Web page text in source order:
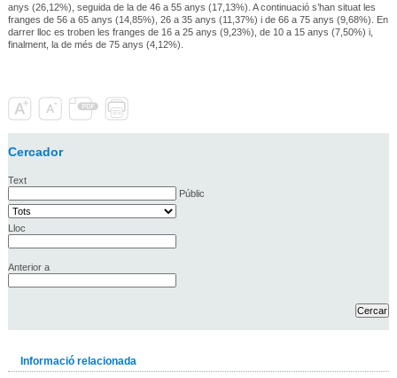
anys (26,12%), seguida de la de 46 a 55 anys (17,13%). A continuació s’han situat les
franges de 56 a 65 anys (14,85%), 26 a 35 anys (11,37%) i de 66 a 75 anys (9,68%). En
darrer lloc es troben les franges de 16 a 25 anys (9,23%), de 10 a 15 anys (7,50%) i,
finalment, la de més de 75 anys (4,12%).
Cercador
Text
Públic
Lloc
Anterior a
Informació relacionada